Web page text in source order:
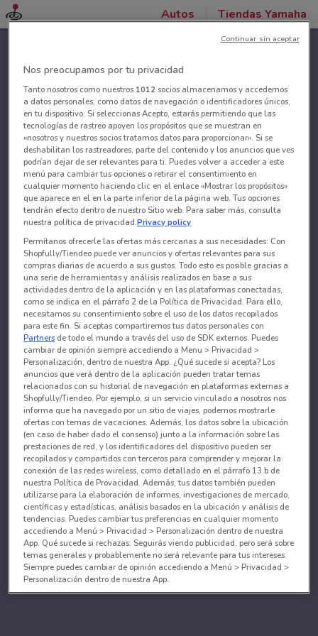
Autos Tiendas Yamaha
Nos preocupamos por tu privacidad
Tanto nosotros como nuestros 1012socios almacenamos y accedemos
a datos personales, como datos de navegación o identificadores únicos,
en tu dispositivo. Si seleccionas Acepto, estarás permitiendo que las
tecnologías de rastreo apoyen los propósitos que se muestran en
«nosotros y nuestros socios tratamos datos para proporcionar». Si se
deshabilitan los rastreadores, parte del contenido y los anuncios que ves
podrían dejar de ser relevantes para ti. Puedes volver a acceder a este
menú para cambiar tus opciones o retirar el consentimiento en
cualquier momento haciendo clic en el enlace «Mostrar los propósitos»
que aparece en el en la parte inferior de la página web. Tus opciones
tendrán efecto dentro de nuestro Sitio web. Para saber más, consulta
nuestra política de privacidad.Privacy policy
Permítanos ofrecerle las ofertas más cercanas a sus necesidades: Con
Shopfully/Tiendeo puede ver anuncios y ofertas relevantes para sus
compras diarias de acuerdo a sus gustos. Todo esto es posible gracias a
una serie de herramientas y análisis realizados en base a sus
actividades dentro de la aplicación y en las plataformas conectadas,
como se indica en el párrafo 2 de la Política de Privacidad. Para ello,
necesitamos su consentimiento sobre el uso de los datos recopilados
para este fin. Si aceptas compartiremos tus datos personales con
Partners de todo el mundo a través del uso de SDK externos. Puedes
cambiar de opinión siempre accediendo a Menu > Privacidad >
Personalización, dentro de nuestra App. ¿Qué sucede si acepta? Los
anuncios que verá dentro de la aplicación pueden tratar temas
relacionados con su historial de navegación en plataformas externas a
Shopfully/Tiendeo. Por ejemplo, si un servicio vinculado a nosotros nos
informa que ha navegado por un sitio de viajes, podemos mostrarle
ofertas con temas de vacaciones. Además, los datos sobre la ubicación
(en caso de haber dado el consenso) junto a la información sobre las
prestaciones de red, y los identificadores del dispositivo pueden ser
recopilados y compartidos con terceros para comprender y mejorar la
conexión de las redes wireless, como detallado en el párrafo 13.b de
nuestra Política de Provacidad. Además, tus datos también pueden
utilizarse para la elaboración de informes, investigaciones de mercado,
científicas y estadísticas, análisis basados en la ubicación y análisis de
tendencias. Puedes cambiar tus preferencias en cualquier momento
accediendo a Menú > Privacidad > Personalización dentro de nuestra
App. Qué sucede si rechazas: Seguirás viendo publicidad, pero será sobre
temas generales y probablemente no será relevante para tus intereses.
Siempre puedes cambiar de opinión accediendo a Menú > Privacidad >
Personalización dentro de nuestra App.
Continuar sin aceptar